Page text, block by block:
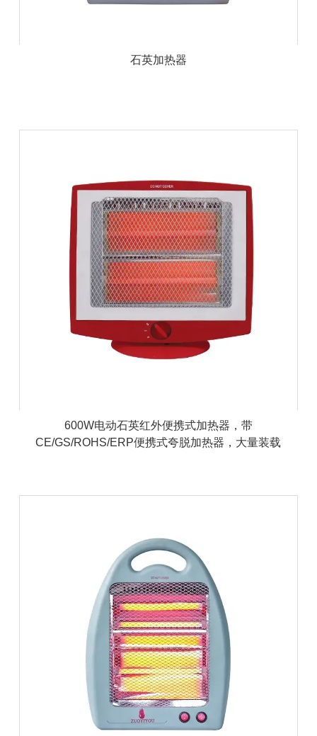
石英加热器
600W电动石英红外便携式加热器，带
CE/GS/ROHS/ERP便携式夸脱加热器，大量装载